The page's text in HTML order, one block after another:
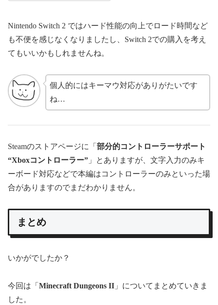
Nintendo Switch 2 ではハード性能の向上でロード時間など
も不便を感じなくなりましたし、Switch 2での購入を考え
てもいいかもしれませんね。
個人的にはキーマウ対応がありがたいです
ね…
Steamのストアページに「 部分的コントローラーサポート
“Xboxコントローラー” 」とありますが、文字入力のみキ
ーボード対応などで本編はコントローラーのみといった場
合がありますのでまだわかりません。
まとめ
いかがでしたか？
今回は「 Minecraft Dungeons II 」についてまとめていきま
した。